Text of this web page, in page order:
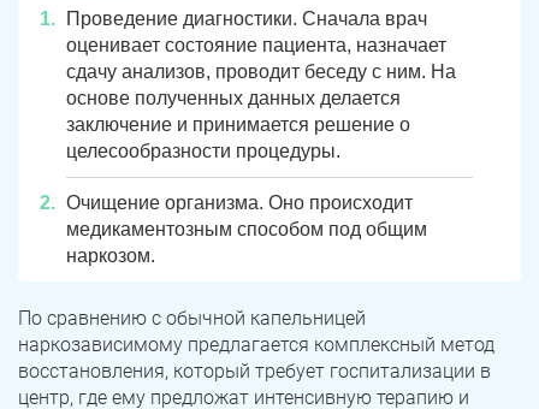
Проведение диагностики. Сначала врач
оценивает состояние пациента, назначает
сдачу анализов, проводит беседу с ним. На
основе полученных данных делается
заключение и принимается решение о
целесообразности процедуры.
Очищение организма. Оно происходит
медикаментозным способом под общим
наркозом.
По сравнению с обычной капельницей
наркозависимому предлагается комплексный метод
восстановления, который требует госпитализации в
центр, где ему предложат интенсивную терапию и
ПОЛУЧИТЬ ПОМОЩЬ
ЗАДАТЬ ВОПРОС
ПОЛУЧИТЬ ПОМОЩЬ
Касли Роза
Челябинск
Красногорский Нязепетровск
Первомайский Карабаш
ПОЛУЧИТЬ ПОМОЩЬ